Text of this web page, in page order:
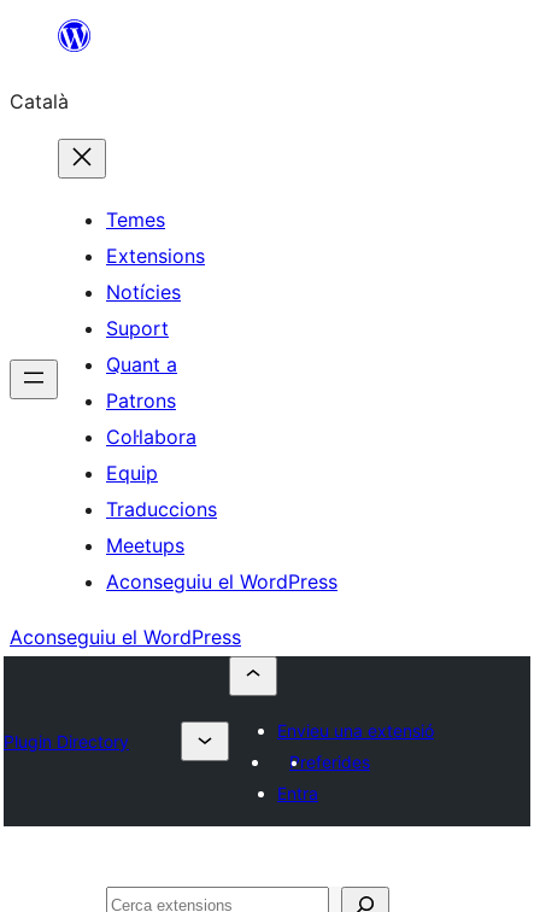
contingut
Català
Temes
Extensions
Notícies
Suport
Quant a
Patrons
Col·labora
Equip
Traduccions
Meetups
Aconseguiu el WordPress
Aconseguiu el WordPress
Plugin Directory
Envieu una extensió
Preferides
Entra
Cerca